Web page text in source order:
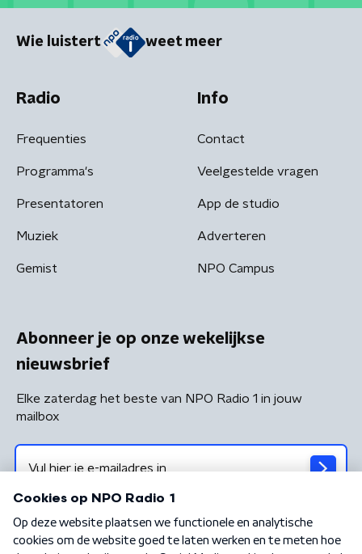
Wie luistert weet meer
Radio
Frequenties
Programma's
Presentatoren
Muziek
Gemist
Info
Contact
Veelgestelde vragen
App de studio
Adverteren
NPO Campus
Abonneer je op onze wekelijkse
nieuwsbrief
Elke zaterdag het beste van NPO Radio 1 in jouw
mailbox